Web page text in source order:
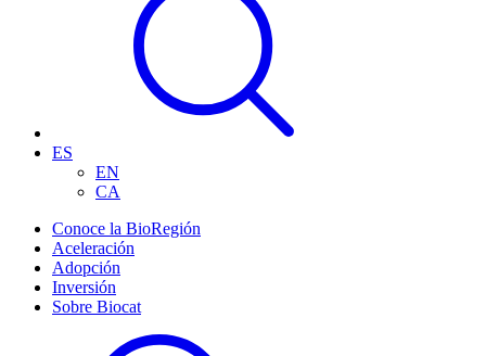
ES
EN
CA
Conoce la BioRegión
Aceleración
Adopción
Inversión
Sobre Biocat